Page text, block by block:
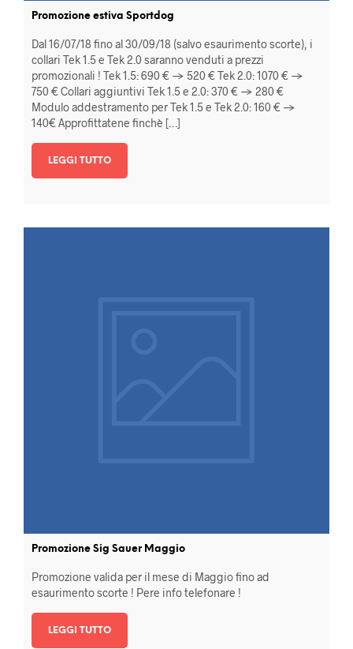
Promozione estiva Sportdog
Dal 16/07/18 fino al 30/09/18 (salvo esaurimento scorte), i
collari Tek 1.5 e Tek 2.0 saranno venduti a prezzi
promozionali ! Tek 1.5: 690 € -> 520 € Tek 2.0: 1070 € ->
750 € Collari aggiuntivi Tek 1.5 e 2.0: 370 € -> 280 €
Modulo addestramento per Tek 1.5 e Tek 2.0: 160 € ->
140€ Approfittatene finchè […]
LEGGI TUTTO
Promozione Sig Sauer Maggio
Promozione valida per il mese di Maggio fino ad
esaurimento scorte ! Pere info telefonare !
LEGGI TUTTO